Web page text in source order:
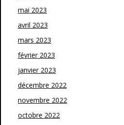
mai 2023
avril 2023
mars 2023
février 2023
janvier 2023
décembre 2022
novembre 2022
octobre 2022